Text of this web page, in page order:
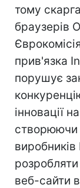
тому
браузерів
прив'язка
порушує
інновації
створюючи
веб-сайти